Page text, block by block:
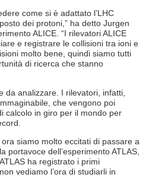
come si è adattato l’LHC
dei protoni,” ha detto Jurgen
ALICE. “I rilevatori ALICE
e registrare le collisioni tra ioni e
molto bene, quindi siamo tutti
di ricerca che stanno
da analizzare. I rilevatori, infatti,
che vengono poi
calcolo in giro per il mondo per
siamo molto eccitati di passare a
portavoce dell’esperimento ATLAS,
ha registrato i primi
vediamo l’ora di studiarli in